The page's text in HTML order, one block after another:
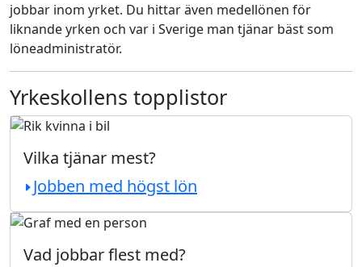
jobbar inom yrket. Du hittar även medellönen för
liknande yrken och var i Sverige man tjänar bäst som
löneadministratör.
Yrkeskollens topplistor
Vilka tjänar mest?
Jobben med högst lön
Vad jobbar flest med?